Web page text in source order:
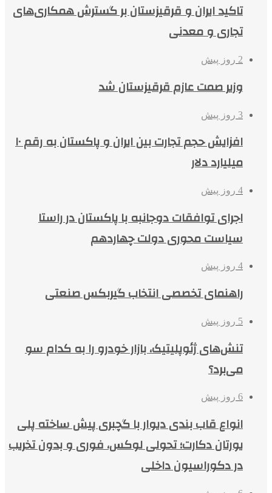
تاکید ایران و قرقیزستان بر گسترش همکاری‌های
تجاری و معدنی
2 روز پیش
وزیر صمت عازم قرقیزستان شد
3 روز پیش
افزایش حجم تجارت بین ایران و پاکستان به رقم ۱۰
میلیارد دلار
4 روز پیش
اجرای توافقات دوجانبه با پاکستان در راستا
سیاست محوری دولت چهاردهم
4 روز پیش
راهنمای تخصصی انتخاب گیربکس صنعتی
5 روز پیش
تنش‌های ژئوپلیتیک، بازار خودرو را به کدام سو
می‌برد؟
6 روز پیش
انواع قاب بندی دیوار با گچبری پیش ساخته پلی
یورتان دکارت؛ تحولی لوکس، فوری و بدون تخریب
در دکوراسیون داخلی